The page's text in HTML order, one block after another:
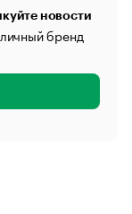
новости
бренд